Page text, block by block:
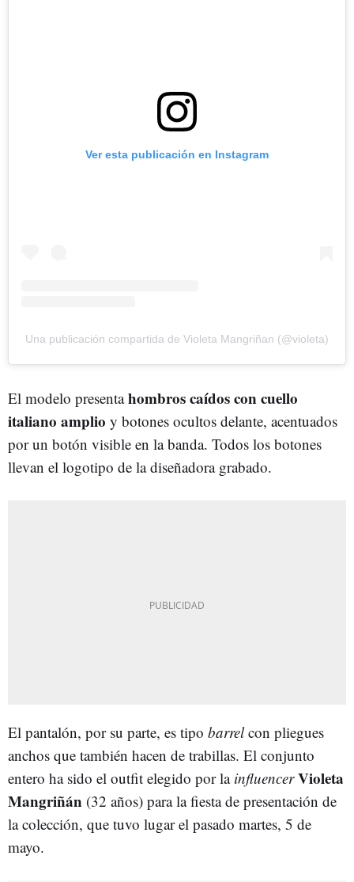
Ver esta publicación en Instagram
Una publicación compartida de Violeta Mangriñan (@violeta)
El modelo presentahombros caídos con cuello
italiano amplio y botones ocultos delante, acentuados
por un botón visible en la banda. Todos los botones
llevan el logotipo de la diseñadora grabado.
El pantalón, por su parte, es tipo barrelcon pliegues
anchos que también hacen de trabillas. El conjunto
entero ha sido el outfit elegido por la influencerVioleta
Mangriñán (32 años) para la fiesta de presentación de
la colección, que tuvo lugar el pasado martes, 5 de
mayo.